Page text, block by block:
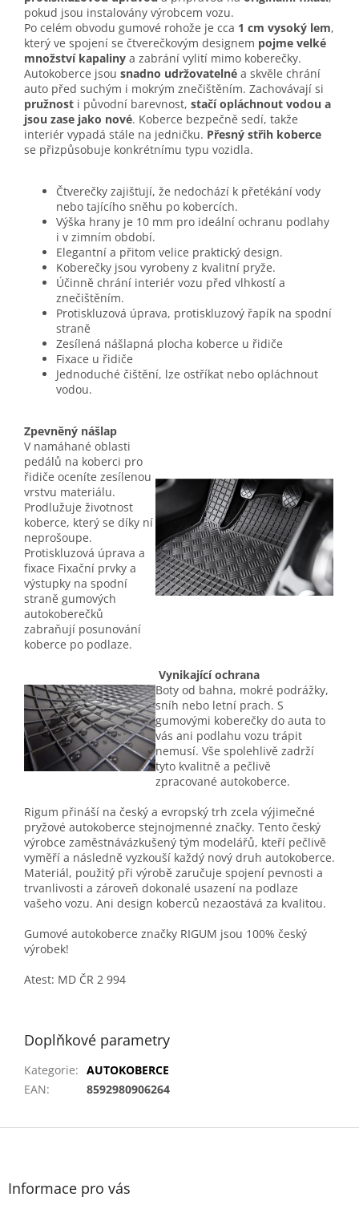
pokud jsou instalovány výrobcem vozu.
Po celém obvodu gumové rohože je cca 1 cm vysoký lem,
který ve spojení se čtverečkovým designem pojme velké
množství kapaliny a zabrání vylití mimo koberečky.
Autokoberce jsou snadno udržovatelné a skvěle chrání
auto před suchým i mokrým znečištěním. Zachovávají si
pružnost i původní barevnost, stačí opláchnout vodou a
jsou zase jako nové. Koberce bezpečně sedí, takže
interiér vypadá stále na jedničku. Přesný střih koberce
se přizpůsobuje konkrétnímu typu vozidla.
Čtverečky zajišťují, že nedochází k přetékání vody
nebo tajícího sněhu po kobercích.
Výška hrany je 10 mm pro ideální ochranu podlahy
i v zimním období.
Elegantní a přitom velice praktický design.
Koberečky jsou vyrobeny z kvalitní pryže.
Účinně chrání interiér vozu před vlhkostí a
znečištěním.
Protiskluzová úprava, protiskluzový řapík na spodní
straně
Zesílená nášlapná plocha koberce u řidiče
Fixace u řidiče
Jednoduché čištění, lze ostříkat nebo opláchnout
vodou.
Zpevněný nášlap
V namáhané oblasti
pedálů na koberci pro
řidiče oceníte zesílenou
vrstvu materiálu.
Prodlužuje životnost
koberce, který se díky ní
neprošoupe.
Protiskluzová úprava a
fixace Fixační prvky a
výstupky na spodní
straně gumových
autokoberečků
zabraňují posunování
koberce po podlaze.
Vynikající ochrana
Boty od bahna, mokré podrážky,
sníh nebo letní prach. S
gumovými koberečky do auta to
vás ani podlahu vozu trápit
nemusí. Vše spolehlivě zadrží
tyto kvalitně a pečlivě
zpracované autokoberce.
Rigum přináší na český a evropský trh zcela výjimečné
pryžové autokoberce stejnojmenné značky. Tento český
výrobce zaměstnávázkušený tým modelářů, kteří pečlivě
vyměří a následně vyzkouší každý nový druh autokoberce.
Materiál, použitý při výrobě zaručuje spojení pevnosti a
trvanlivosti a zároveň dokonalé usazení na podlaze
vašeho vozu. Ani design koberců nezaostává za kvalitou.
Gumové autokoberce značky RIGUM jsou 100% český
výrobek!
Atest: MD ČR 2 994
Doplňkové parametry
Kategorie: AUTOKOBERCE
EAN: 8592980906264
Z
Informace pro vás